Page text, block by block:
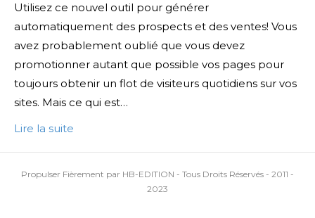
Utilisez ce nouvel outil pour générer
automatiquement des prospects et des ventes! Vous
avez probablement oublié que vous devez
promotionner autant que possible vos pages pour
toujours obtenir un flot de visiteurs quotidiens sur vos
sites. Mais ce qui est…
Lire la suite
Propulser Fièrement par HB-EDITION - Tous Droits Réservés - 2011 -
2023